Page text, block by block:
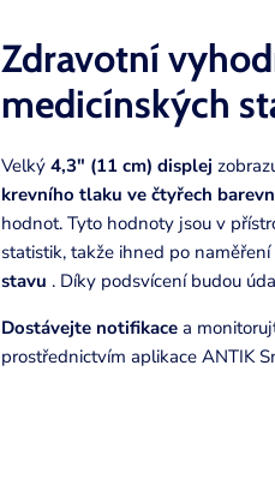
Zdravotní
medicínských
Velký 4,3" (11 cm) displej
krevního tlaku ve čtyřech
hodnot. Tyto hodnoty jsou v
statistik, takže ihned po
stavu . Díky podsvícení budou
Dostávejte notifikace a
prostřednictvím aplikace ANTIK